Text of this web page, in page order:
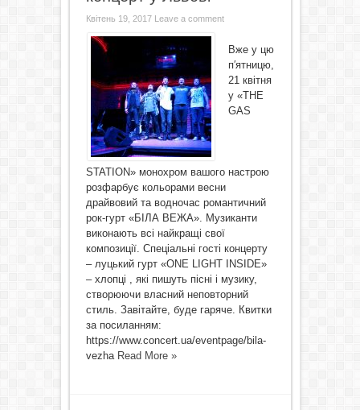
Квітень 19, 2017 Leave a comment
Вже у цю
п′ятницю,
21 квітня
у «THE
GAS
STATION» монохром вашого настрою
розфарбує кольорами весни
драйвовий та водночас романтичний
рок-гурт «БІЛА ВЕЖА». Музиканти
виконають всі найкращі свої
композиції. Спеціальні гості концерту
– луцький гурт «ONE LIGHT INSIDE»
– хлопці , які пишуть пісні і музику,
створюючи власний неповторний
стиль. Завітайте, буде гаряче. Квитки
за посиланням:
https://www.concert.ua/eventpage/bila-
vezha Read More »